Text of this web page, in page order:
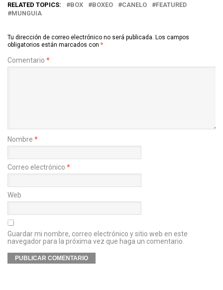
RELATED TOPICS: BOX BOXEO CANELO
FEATURED
MUNGUIA
Tu dirección de correo electrónico no será publicada. Los campos
obligatorios están marcados con *
Comentario *
Nombre *
Correo electrónico *
Web
Guardar mi nombre, correo electrónico y sitio web en este
navegador para la próxima vez que haga un comentario.